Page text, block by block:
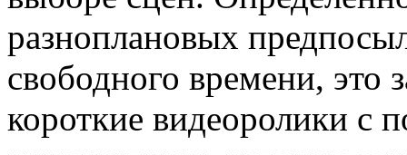
разноплановых
свободного времени, это
короткие видеоролики с